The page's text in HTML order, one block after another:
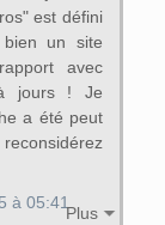
est défini
un site
avec
jours ! Je
a été peut
Plus
à 05:41